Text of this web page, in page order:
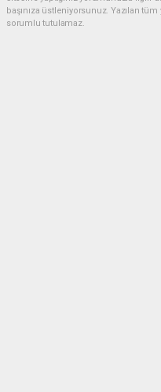
başınıza üstleniyorsunuz. Yazılan
sorumlu tutulamaz.